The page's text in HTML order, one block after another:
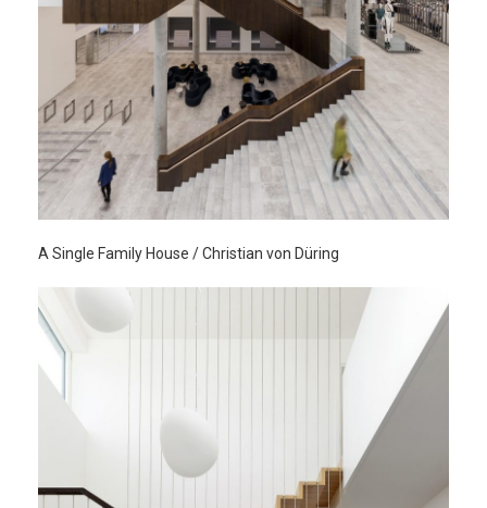
A Single Family House / Christian von Düring